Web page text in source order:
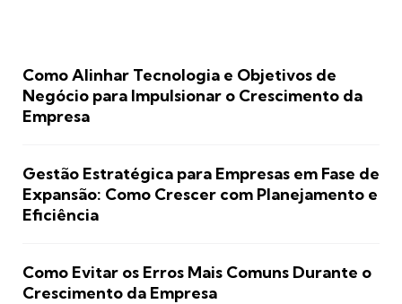
Como Alinhar Tecnologia e Objetivos de
Negócio para Impulsionar o Crescimento da
Empresa
Gestão Estratégica para Empresas em Fase de
Expansão: Como Crescer com Planejamento e
Eficiência
Como Evitar os Erros Mais Comuns Durante o
Crescimento da Empresa